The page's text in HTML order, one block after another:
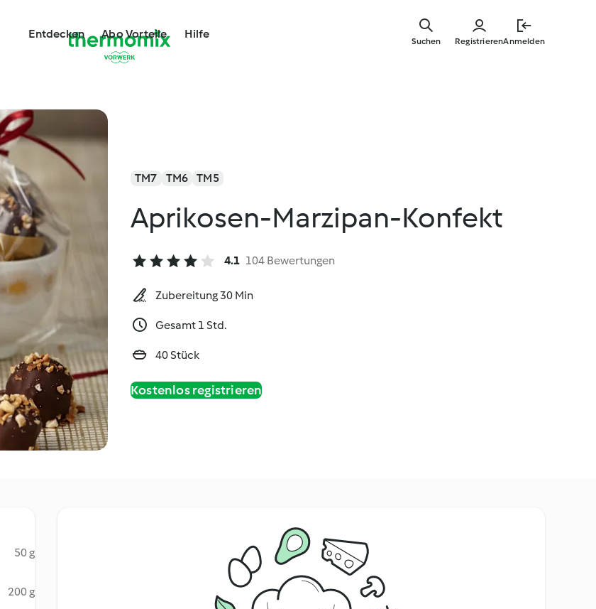
Entdecken Abo Vorteile Hilfe
RegistrierenAnmelden
Suchen
TM7 TM6 TM5
Aprikosen-Marzipan-Konfekt
4.1 104 Bewertungen
Zubereitung 30 Min
Gesamt 1 Std.
40 Stück
Kostenlos registrieren
50 g
200 g